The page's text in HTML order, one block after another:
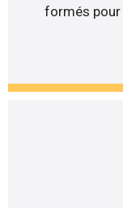
formés pour